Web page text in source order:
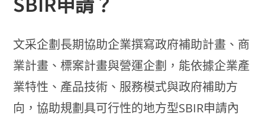
文采企劃長期協助企業撰寫政府補助計畫、商
業計畫、標案計畫與營運企劃，能依據企業產
業特性、產品技術、服務模式與政府補助方
向，協助規劃具可行性的地方型SBIR申請內